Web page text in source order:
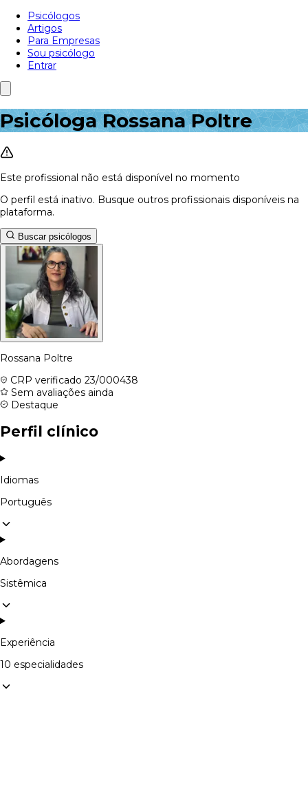
Psicólogos
Artigos
Para Empresas
Sou psicólogo
Entrar
Psicóloga Rossana Poltre
Este profissional não está disponível no momento
O perfil está inativo. Busque outros profissionais disponíveis na
plataforma.
Buscar psicólogos
Rossana Poltre
CRP verificado 23/000438
Sem avaliações ainda
Destaque
Perfil clínico
Idiomas
Português
Abordagens
Sistêmica
Experiência
10 especialidades